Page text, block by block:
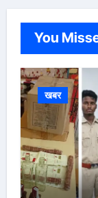
You
खबर